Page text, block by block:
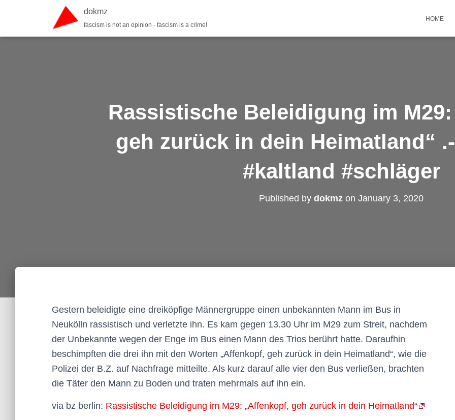
dokmz
fascism is not an opinion - fascism is a crime!
HOME
Rassistische Beleidigung im
geh zurück in dein Heimatland“
#kaltland #schläger
Published by dokmz on January 3, 2020
Gestern beleidigte eine dreiköpfige Männergruppe einen unbekannten Mann im Bus in
Neukölln rassistisch und verletzte ihn. Es kam gegen 13.30 Uhr im M29 zum Streit, nachdem
der Unbekannte wegen der Enge im Bus einen Mann des Trios berührt hatte. Daraufhin
beschimpften die drei ihn mit den Worten „Affenkopf, geh zurück in dein Heimatland“, wie die
Polizei der B.Z. auf Nachfrage mitteilte. Als kurz darauf alle vier den Bus verließen, brachten
die Täter den Mann zu Boden und traten mehrmals auf ihn ein.
via bz berlin: Rassistische Beleidigung im M29: „Affenkopf, geh zurück in dein Heimatland“